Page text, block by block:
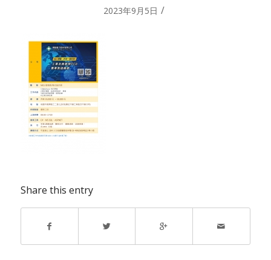
2023年9月5日 /
Share this entry